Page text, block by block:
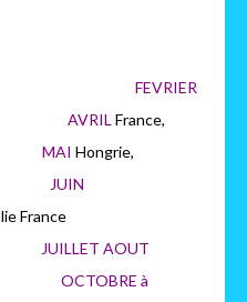
France. FEVRIER
AVRIL France,
MAI Hongrie,
JUIN
Italie France
JUILLET AOUT
OCTOBRE à